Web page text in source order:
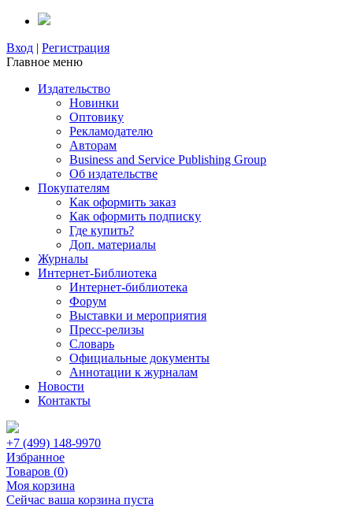
Вход | Регистрация
Главное меню
Издательство
Новинки
Оптовику
Рекламодателю
Авторам
Business and Service Publishing Group
Об издательстве
Покупателям
Как оформить заказ
Как оформить подписку
Где купить?
Доп. материалы
Журналы
Интернет-Библиотека
Интернет-библиотека
Форум
Выставки и мероприятия
Пресс-релизы
Словарь
Официальные документы
Аннотации к журналам
Новости
Контакты
+7 (499) 148-9970
Избранное
Товаров (0)
Моя корзина
Сейчас ваша корзина пуста